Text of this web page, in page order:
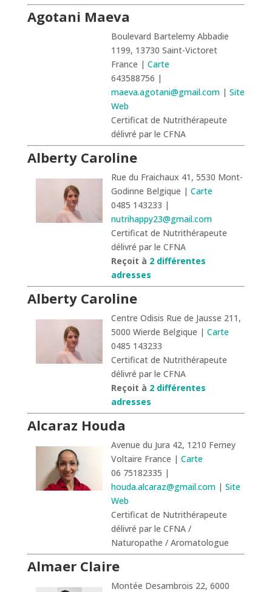
Agotani Maeva
Boulevard Bartelemy Abbadie
1199, 13730 Saint-Victoret
France | Carte
643588756 |
maeva.agotani@gmail.com| Site
Web
Certificat de Nutrithérapeute
délivré par le CFNA
Alberty Caroline
Rue du Fraichaux 41, 5530 Mont-
Godinne Belgique | Carte
0485 143233 |
nutrihappy23@gmail.com
Certificat de Nutrithérapeute
délivré par le CFNA
Reçoit à 2 différentes
adresses
Alberty Caroline
Centre Odisis Rue de Jausse 211,
5000 Wierde Belgique | Carte
0485 143233
Certificat de Nutrithérapeute
délivré par le CFNA
Reçoit à 2 différentes
adresses
Alcaraz Houda
Avenue du Jura 42, 1210 Ferney
Voltaire France | Carte
06 75182335 |
houda.alcaraz@gmail.com| Site
Web
Certificat de Nutrithérapeute
délivré par le CFNA /
Naturopathe / Aromatologue
Almaer Claire
Montée Desambrois 22, 6000